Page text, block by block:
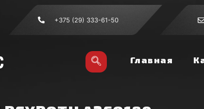
+375 (29) 333-61-50
Главная